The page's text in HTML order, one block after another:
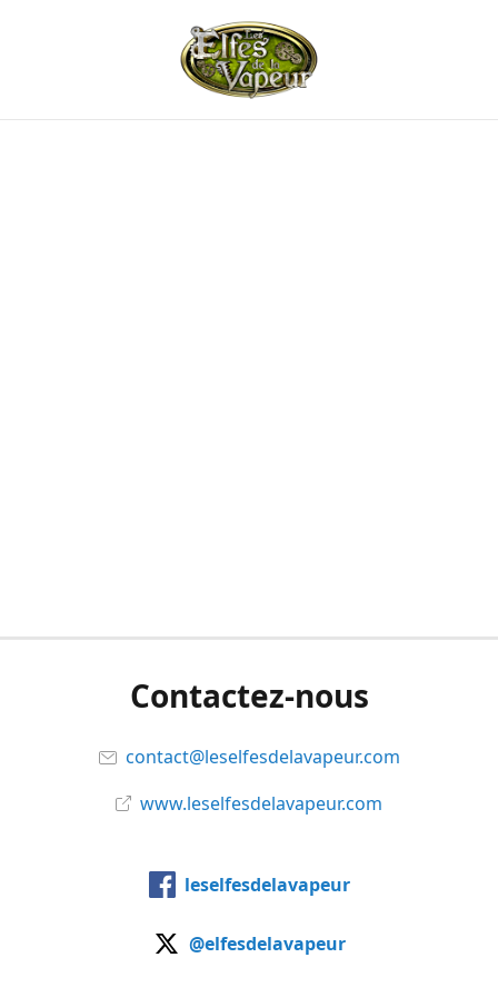
Contactez-nous
contact@leselfesdelavapeur.com
www.leselfesdelavapeur.com
leselfesdelavapeur
@elfesdelavapeur